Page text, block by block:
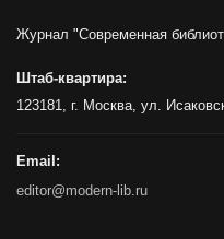
Журнал "Современная
Штаб-квартира:
123181, г. Москва, ул.
Email:
editor@modern-lib.ru